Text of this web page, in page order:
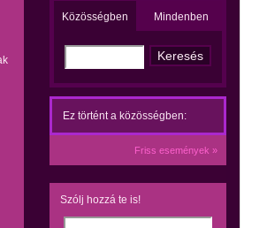
Közösségben Mindenben
Ez történt a közösségben:
Friss események »
Szólj hozzá te is!